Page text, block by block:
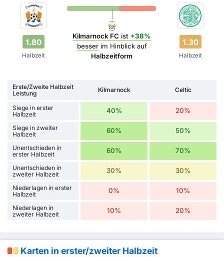
1.80
Halbzeit
Kilmarnock FC ist +38%
besserim Hinblick auf
Halbzeitform
1.30
Halbzeit
Erste/Zweite Halbzeit
Leistung
Kilmarnock Celtic
Siege in erster
Halbzeit
40% 20%
Siege in zweiter
Halbzeit
60% 50%
Unentschieden in
erster Halbzeit
60% 70%
Unentschieden in
zweiter Halbzeit
30% 30%
Niederlagen in erster
Halbzeit
0% 10%
Niederlagen in
zweiter Halbzeit
10% 20%
Karten in erster/zweiter Halbzeit